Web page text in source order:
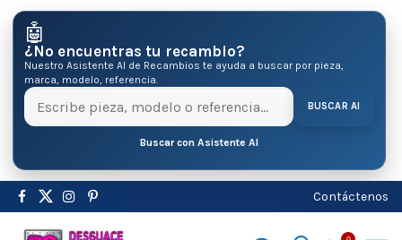
🤖
¿No encuentras tu recambio?
Nuestro Asistente AI de Recambios te ayuda a buscar por pieza,
marca, modelo, referencia.
BUSCAR AI
Buscar con Asistente AI
Contáctenos